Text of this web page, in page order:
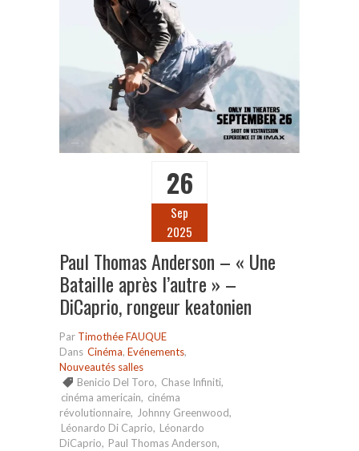
26
Sep
2025
Paul Thomas Anderson – « Une
Bataille après l’autre » –
DiCaprio, rongeur keatonien
Par Timothée FAUQUE
Dans Cinéma, Evénements,
Nouveautés salles
Benicio Del Toro, Chase Infiniti,
cinéma americain, cinéma
révolutionnaire, Johnny Greenwood,
Léonardo Di Caprio, Léonardo
DiCaprio, Paul Thomas Anderson,